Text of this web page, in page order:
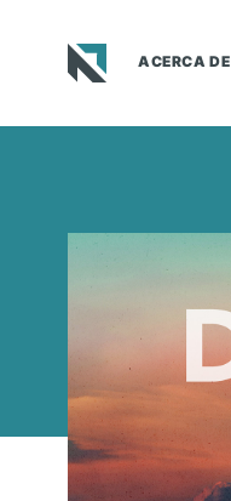
ACERCA DE